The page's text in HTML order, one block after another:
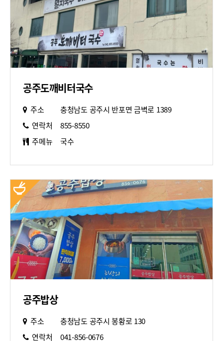
공주도깨비터국수
주소
충청남도 공주시 반포면 금벽로 1389
연락처
855-8550
주메뉴
국수
공주밥상
주소
충청남도 공주시 봉황로 130
연락처
041-856-0676